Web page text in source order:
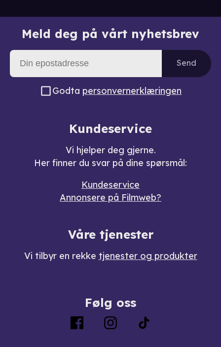
Meld deg på vårt nyhetsbrev
Send
Godta personvernerklæringen
Kundeservice
Vi hjelper deg gjerne.
Her finner du svar på dine spørsmål:
Kundeservice
Annonsere på Filmweb?
Våre tjenester
Vi tilbyr en rekke tjenester og produkter
Følg oss